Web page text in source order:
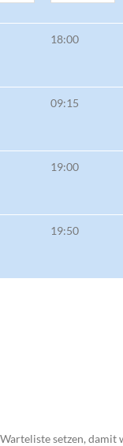
18:00
09:15
19:00
19:50
setzen,